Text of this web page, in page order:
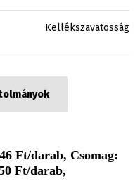
Kellékszavatosság
Ft/darab, Csomag:
Ft/darab,